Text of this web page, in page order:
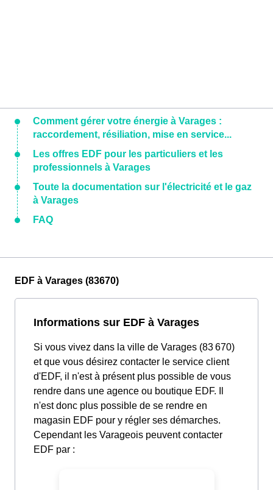
Comment gérer votre énergie à Varages :
raccordement, résiliation, mise en service...
Les offres EDF pour les particuliers et les
professionnels à Varages
Toute la documentation sur l'électricité et le gaz
à Varages
FAQ
EDF à Varages (83670)
Informations sur EDF à Varages
Si vous vivez dans la ville de Varages (83 670)
et que vous désirez contacter le service client
d'EDF, il n'est à présent plus possible de vous
rendre dans une agence ou boutique EDF. Il
n'est donc plus possible de se rendre en
magasin EDF pour y régler ses démarches.
Cependant les Varageois peuvent contacter
EDF par :